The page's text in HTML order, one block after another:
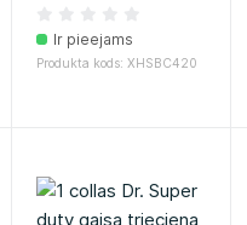
Ir pieejams
Produkta kods: XHSBC420